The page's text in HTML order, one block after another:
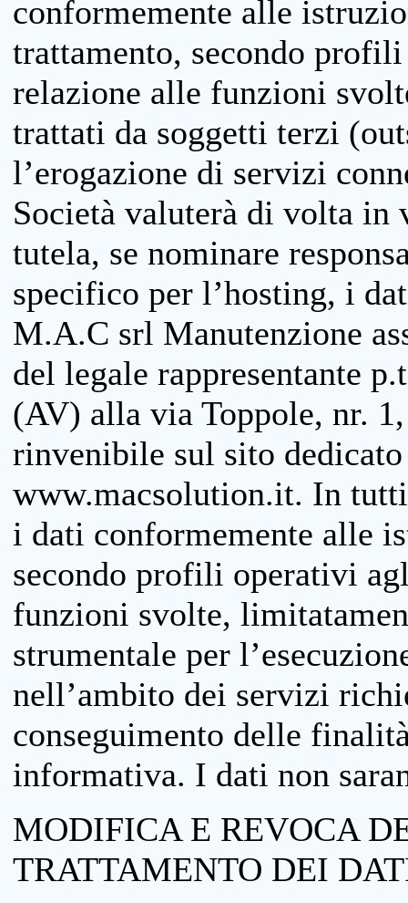
conformemente alle
trattamento, secondo
relazione alle funzioni
trattati da soggetti terzi
l’erogazione di servizi
Società valuterà di volta in
tutela, se nominare
specifico per l’hosting, i
M.A.C srl Manutenzione
del legale rappresentante
(AV) alla via Toppole, nr.
rinvenibile sul sito
www.macsolution.it. In
i dati conformemente alle
secondo profili operativi
funzioni svolte,
strumentale per
nell’ambito dei servizi
conseguimento delle
informativa. I dati non
MODIFICA E REVOCA
TRATTAMENTO DEI